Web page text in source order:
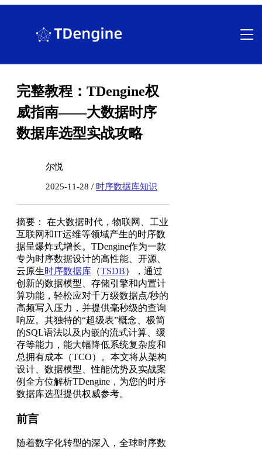
完整教程：TDengine权
威指南——大数据时序
数据库选型实战攻略
尔悦
2025-11-28 / 时序数据库知识
摘要： 在大数据时代，物联网、工业
互联网和IT运维等领域产生的时序数
据呈爆炸式增长。TDengine作为一款
专为时序数据设计的高性能、开源、
云原生时序数据库 （TSDB），通过
创新的数据模型、存储引擎和内置计
算功能，轻松应对千万级数据点/秒的
高频写入压力，并提供毫秒级的查询
响应。其独特的“超级表”概念、极简
的SQL语法以及内嵌的流式计算、缓
存等能力，能大幅降低系统复杂度和
总拥有成本（TCO）。本文将从架构
设计、数据模型、性能优势及实战案
例全方位解析TDengine，为您的时序
数据库选型提供权威参考。
前言
随着数字化转型的深入，全球时序数